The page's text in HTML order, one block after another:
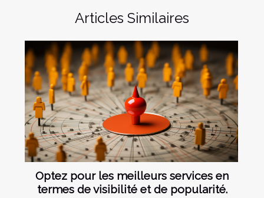
Articles Similaires
Optez pour les meilleurs services en
termes de visibilité et de popularité.